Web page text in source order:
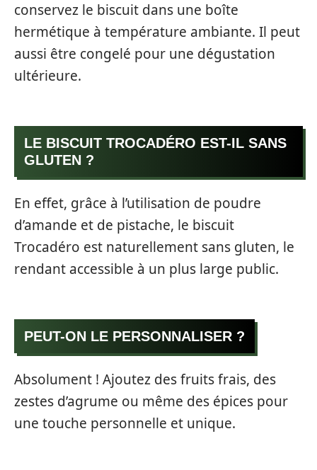
conservez le biscuit dans une boîte
hermétique à température ambiante. Il peut
aussi être congelé pour une dégustation
ultérieure.
LE BISCUIT TROCADÉRO EST-IL SANS
GLUTEN ?
En effet, grâce à l’utilisation de poudre
d’amande et de pistache, le biscuit
Trocadéro est naturellement sans gluten, le
rendant accessible à un plus large public.
PEUT-ON LE PERSONNALISER ?
Absolument ! Ajoutez des fruits frais, des
zestes d’agrume ou même des épices pour
une touche personnelle et unique.